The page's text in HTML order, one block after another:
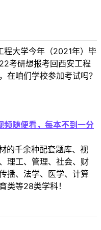
程大学今年（2021年）毕
考研想报考回西安工程
在咱们学校参加考试吗？
频随便看，每本不到一分
的千余种配套题库、视
理工、管理、社会、财
播、法学、医学、计算
类等28类学科！